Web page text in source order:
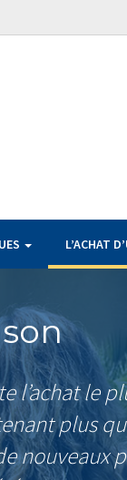
L’ACHAT
l’achat le
plus
nouveaux